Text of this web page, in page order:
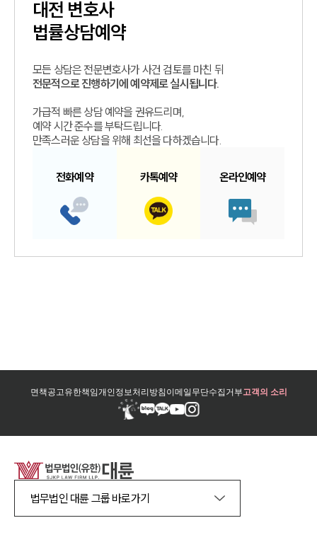
대전 변호사
법률상담예약
모든 상담은 전문변호사가 사건 검토를 마친 뒤
전문적으로 진행하기에 예약제로 실시됩니다.
가급적 빠른 상담 예약을 권유드리며,
예약 시간 준수를 부탁드립니다.
만족스러운 상담을 위해 최선을 다하겠습니다.
전화예약 카톡예약 온라인예약
면책공고유한책임개인정보처리방침이메일무단수집거부고객의 소리
법무법인 대륜 그룹 바로가기